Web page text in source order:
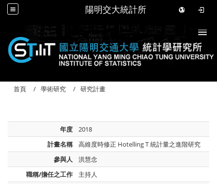
陽明交大統計所
首頁 學術研究 研究計畫
年度
2018
計畫名稱
高維度時修正 Hotelling T 統計量之進階研究
參與人
洪慧念
職稱/擔任之工作
主持人